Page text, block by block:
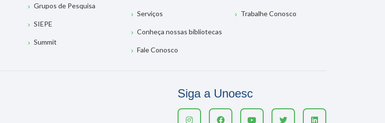
Grupos de Pesquisa
SIEPE
Summit
Serviços
Conheça nossas bibliotecas
Fale Conosco
Trabalhe Conosco
Siga a Unoesc